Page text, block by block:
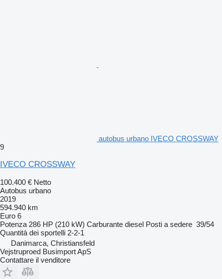
autobus urbano IVECO CROSSWAY
9
IVECO CROSSWAY
100.400 € Netto
Autobus urbano
2019
594.940 km
Euro 6
Potenza 286 HP (210 kW) Carburante diesel Posti a sedere 39/54
Quantità dei sportelli 2-2-1
Danimarca, Christiansfeld
Vejstruproed Busimport ApS
Contattare il venditore